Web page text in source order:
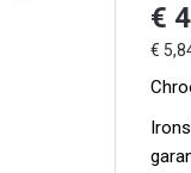
€
€